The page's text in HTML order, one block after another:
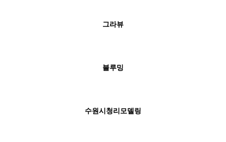
그라뷰
블루밍
수원시청리모델링